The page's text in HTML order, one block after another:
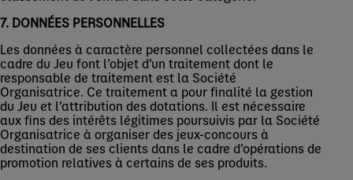
7. DONNÉES PERSONNELLES
Les données à caractère personnel collectées dans le
cadre du Jeu font l’objet d’un traitement dont le
responsable de traitement est la Société
Organisatrice. Ce traitement a pour finalité la gestion
du Jeu et l’attribution des dotations. Il est nécessaire
aux fins des intérêts légitimes poursuivis par la Société
Organisatrice à organiser des jeux-concours à
destination de ses clients dans le cadre d’opérations de
promotion relatives à certains de ses produits.